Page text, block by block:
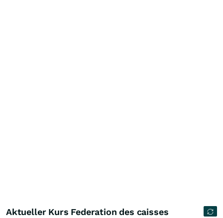
Aktueller Kurs Federation des caisses